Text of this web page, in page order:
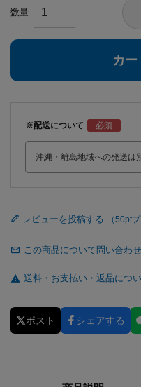
カ
※配送について
レビューを投稿する
この商品について問い合わせ
送料・お支払い・返品につ
ポスト シェアする